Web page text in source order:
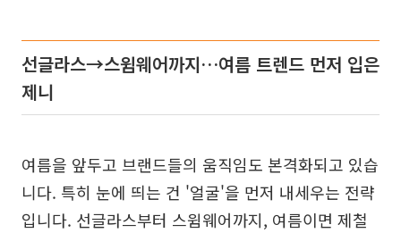
선글라스→스윔웨어까지…여름 트렌드 먼저 입은
제니
여름을 앞두고 브랜드들의 움직임도 본격화되고 있습
니다. 특히 눈에 띄는 건 '얼굴'을 먼저 내세우는 전략
입니다. 선글라스부터 스윔웨어까지, 여름이면 제철